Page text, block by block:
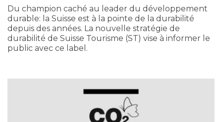
Du champion caché au leader du développement
durable: la Suisse est à la pointe de la durabilité
depuis des années. La nouvelle stratégie de
durabilité de Suisse Tourisme (ST) vise à informer le
public avec ce label.